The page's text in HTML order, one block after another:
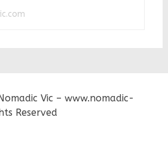
Vic – www.nomadic-
Reserved